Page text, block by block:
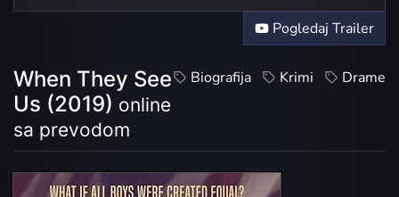
Pogledaj Trailer
Biografija Krimi Drame
When They See
Us (2019) online
sa prevodom